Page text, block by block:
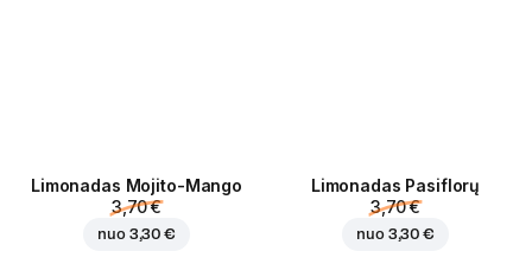
Limonadas Mojito-Mango
3,70 €
nuo 3,30 €
Limonadas Pasiflorų
3,70 €
nuo 3,30 €